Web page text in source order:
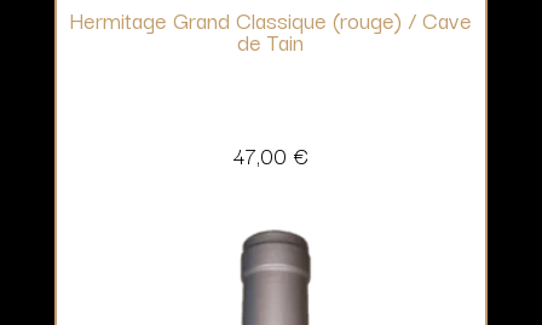
Hermitage Grand Classique (rouge) / Cave
de Tain
47,00 €